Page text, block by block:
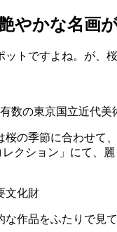
かな名画
トですよね。が、
数の東京国立近代美
の季節に合わせて
クション」にて、
文化財
作品をふたりで見